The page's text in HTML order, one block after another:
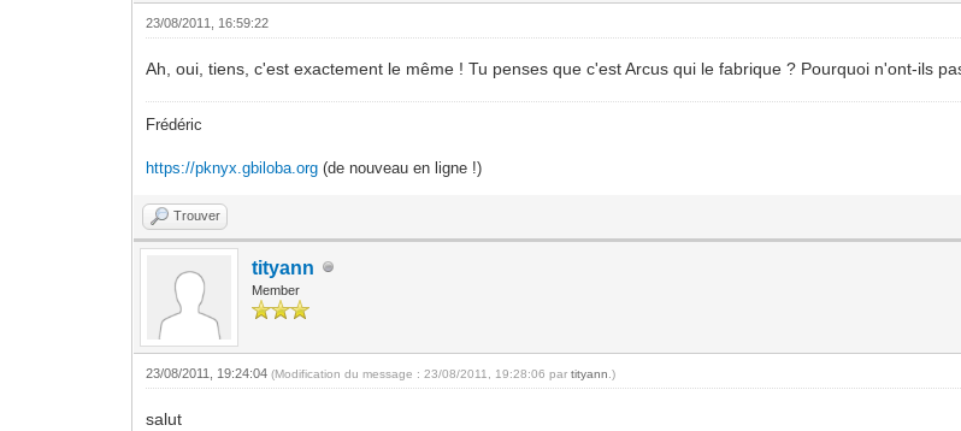
23/08/2011, 16:59:22
Ah, oui, tiens, c'est exactement le même ! Tu penses que c'est Arcus qui le fabrique ? Pourquoi n'ont-ils
Frédéric
https://pknyx.gbiloba.org (de nouveau en ligne !)
Trouver
tityann
Member
23/08/2011, 19:24:04(Modification du message : 23/08/2011, 19:28:06 partityann .)
salut